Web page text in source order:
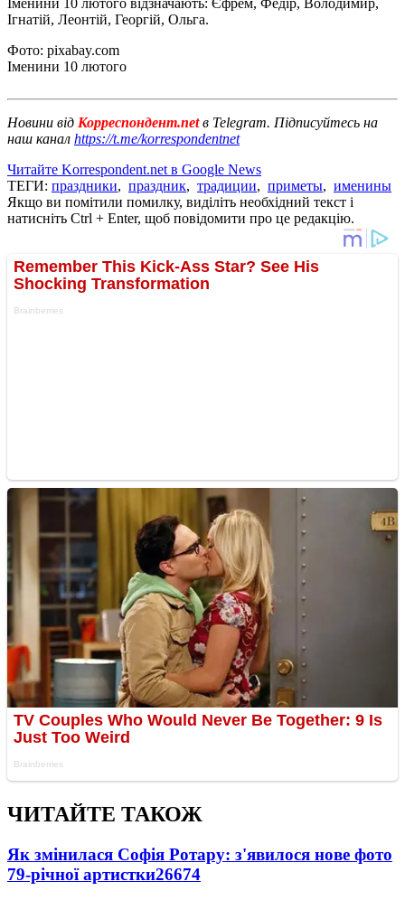
Ігнатій, Леонтій, Георгій, Ольга.
Фото: pixabay.com
Іменини 10 лютого
Новини від Корреспондент.netв Telegram. Підписуйтесь на
наш канал https://t.me/korrespondentnet
Читайте Korrespondent.net в Google News
ТЕГИ: праздники, праздник, традиции, приметы, именины
Якщо ви помітили помилку, виділіть необхідний текст і
натисніть Ctrl + Enter, щоб повідомити про це редакцію.
ЧИТАЙТЕ ТАКОЖ
Як змінилася Софія Ротару: з'явилося нове фото
79-річної артистки26674